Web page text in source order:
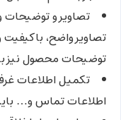
تصاویر و
تصاویر واضح،
توضیحات محصول نیز
تکمیل اطلاعات
اطلاعات تماس و…